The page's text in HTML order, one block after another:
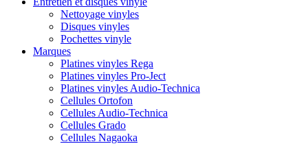
Nettoyage vinyles
Disques vinyles
Pochettes vinyle
Marques
Platines vinyles Rega
Platines vinyles Pro-Ject
Platines vinyles Audio-Technica
Cellules Ortofon
Cellules Audio-Technica
Cellules Grado
Cellules Nagaoka